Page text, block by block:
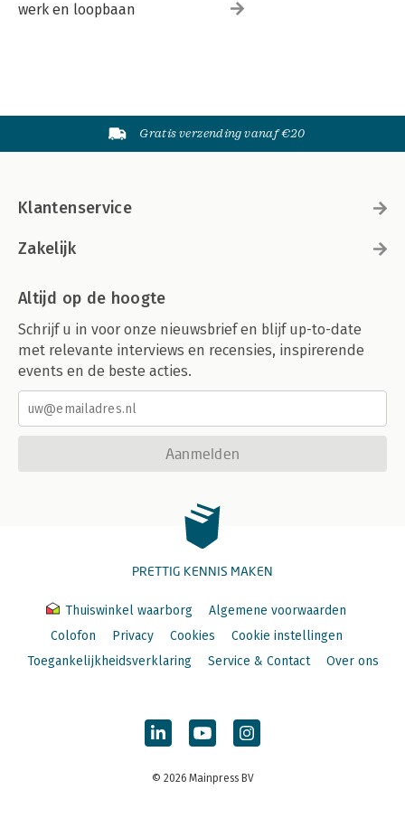
werk en loopbaan
Gratis verzending vanaf €20
Klantenservice
Zakelijk
Altijd op de hoogte
Schrijf u in voor onze nieuwsbrief en blijf up-to-date
met relevante interviews en recensies, inspirerende
events en de beste acties.
Aanmelden
PRETTIG KENNIS MAKEN
Thuiswinkel waarborg
Algemene voorwaarden
Colofon
Privacy Cookies
Cookie instellingen
Toegankelijkheidsverklaring
Service & Contact Over ons
© 2026 Mainpress BV